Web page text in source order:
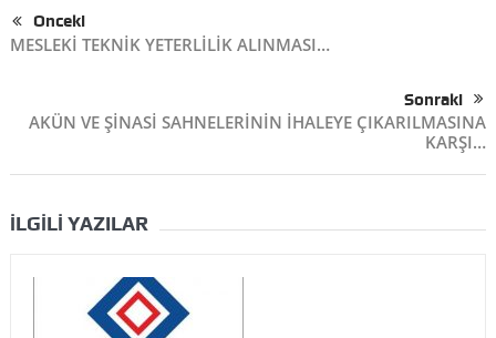
Önceki
MESLEKİ TEKNİK YETERLİLİK ALINMASI…
Sonraki
AKÜN VE ŞİNASİ SAHNELERİNİN İHALEYE ÇIKARILMASINA
KARŞI…
İLGILI YAZILAR